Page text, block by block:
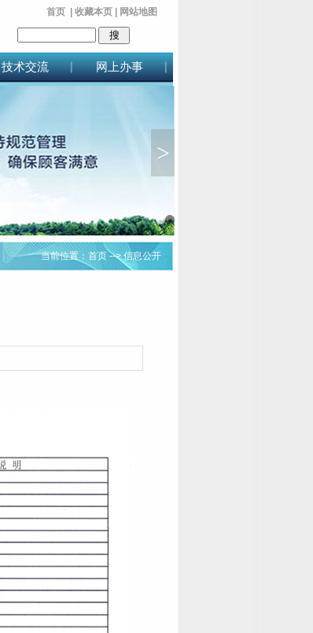
首页 收藏本页 网站地图
技术交流 网上办事
>
当前位置： 首页 --> 信息公开